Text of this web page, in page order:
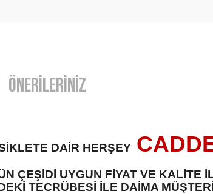
Önerileriniz
DAİR HERŞEY
ÇEŞİDİ UYGUN FİYAT VE KALİTE
TECRÜBESİ İLE DAİMA